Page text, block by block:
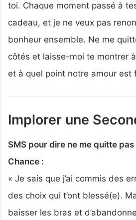
toi. Chaque moment passé à
cadeau, et je ne veux pas
bonheur ensemble. Ne me
côtés et laisse-moi te montrer
et à quel point notre amour est
Implorer une
SMS pour dire ne me quitte
Chance :
« Je sais que j’ai commis des
des choix qui t’ont blessé(e).
baisser les bras et